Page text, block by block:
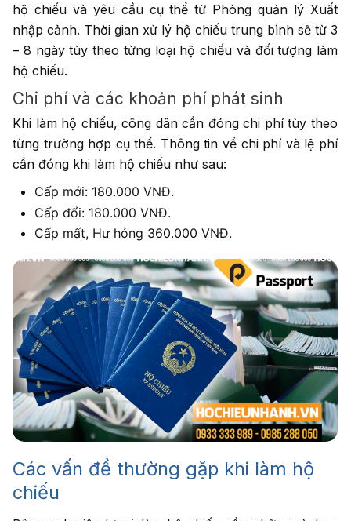
hộ chiếu và yêu cầu cụ thể từ Phòng quản lý Xuất
nhập cảnh. Thời gian xử lý hộ chiếu trung bình sẽ từ 3
– 8 ngày tùy theo từng loại hộ chiếu và đối tượng làm
hộ chiếu.
Chi phí và các khoản phí phát sinh
Khi làm hộ chiếu, công dân cần đóng chi phí tùy theo
từng trường hợp cụ thể. Thông tin về chi phí và lệ phí
cần đóng khi làm hộ chiếu như sau:
Cấp mới: 180.000 VNĐ.
Cấp đổi: 180.000 VNĐ.
Cấp mất, Hư hỏng 360.000 VNĐ.
Các vấn đề thường gặp khi làm hộ
chiếu